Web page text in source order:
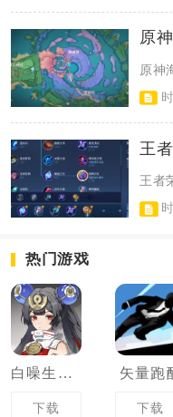
原
王
热门游戏
白噪生存指南
下载
矢量跑
下载